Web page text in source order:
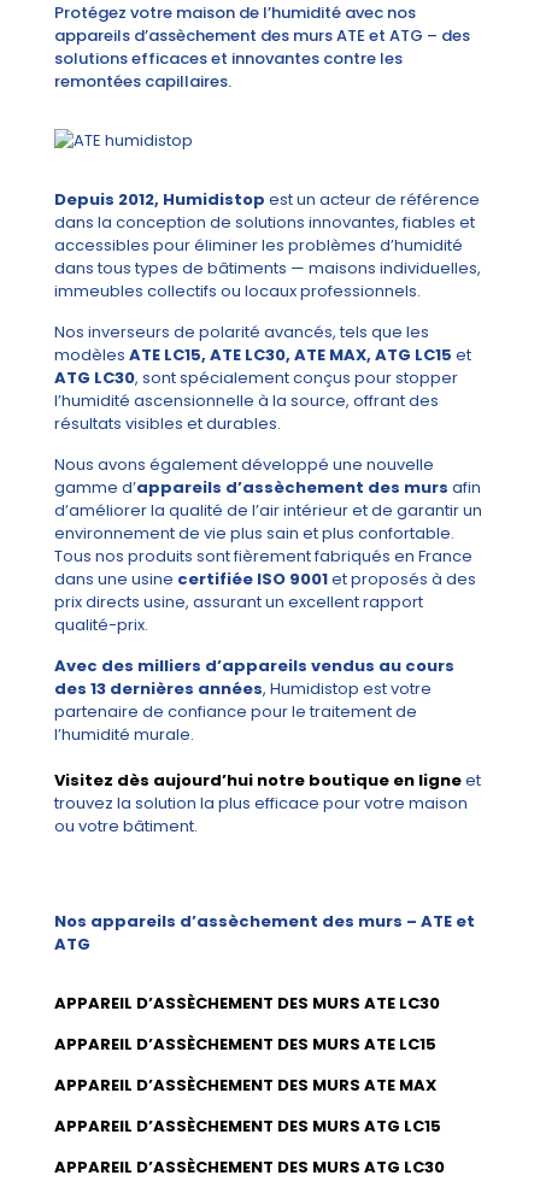
Protégez votre maison de l’humidité avec nos
appareils d’assèchement des murs ATE et ATG – des
solutions efficaces et innovantes contre les
remontées capillaires.
Depuis 2012, Humidistop est un acteur de référence
dans la conception de solutions innovantes, fiables et
accessibles pour éliminer les problèmes d’humidité
dans tous types de bâtiments — maisons individuelles,
immeubles collectifs ou locaux professionnels.
Nos inverseurs de polarité avancés, tels que les
modèles ATE LC15, ATE LC30, ATE MAX, ATG LC15 et
ATG LC30, sont spécialement conçus pour stopper
l’humidité ascensionnelle à la source, offrant des
résultats visibles et durables.
Nous avons également développé une nouvelle
gamme d’appareils d’assèchement des murs afin
d’améliorer la qualité de l’air intérieur et de garantir un
environnement de vie plus sain et plus confortable.
Tous nos produits sont fièrement fabriqués en France
dans une usine certifiée ISO 9001et proposés à des
prix directs usine, assurant un excellent rapport
qualité-prix.
Avec des milliers d’appareils vendus au cours
des 13 dernières années, Humidistop est votre
partenaire de confiance pour le traitement de
l’humidité murale.
Visitez dès aujourd’hui notre boutique en ligneet
trouvez la solution la plus efficace pour votre maison
ou votre bâtiment.
Nos appareils d’assèchement des murs – ATE et
ATG
APPAREIL D’ASSÈCHEMENT DES MURS ATE LC30
APPAREIL D’ASSÈCHEMENT DES MURS ATE LC15
APPAREIL D’ASSÈCHEMENT DES MURS ATE MAX
APPAREIL D’ASSÈCHEMENT DES MURS ATG LC15
APPAREIL D’ASSÈCHEMENT DES MURS ATG LC30